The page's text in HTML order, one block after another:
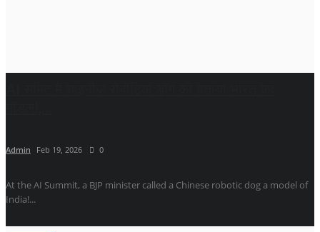
Admin Feb 19, 2026 0
At the AI ​​Summit, a BJP minister called a Chinese robotic dog a model of
India!...